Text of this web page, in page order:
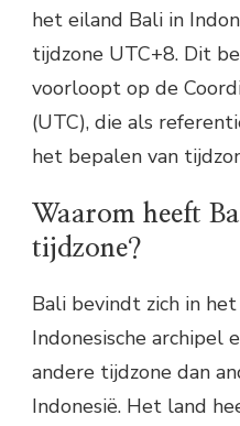
het eiland Bali in
tijdzone UTC+8. Dit
voorloopt op de
(UTC), die als
het bepalen van
Waarom heeft
tijdzone?
Bali bevindt zich in
Indonesische archipel
andere tijdzone dan
Indonesië. Het land